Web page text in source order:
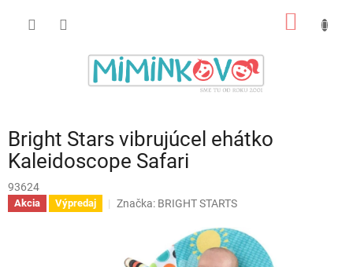
Bright Stars vibrujúcel ehátko
Kaleidoscope Safari
93624
Akcia Výpredaj Značka: BRIGHT STARTS